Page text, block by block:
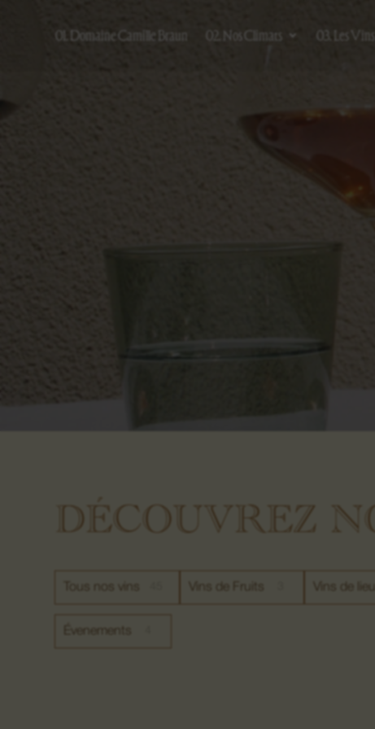
01. Domaine Camille Braun 02. Nos Climats 03. Les Vins
DÉCOUVREZ
Vins de Fruits Vins de
Évenements